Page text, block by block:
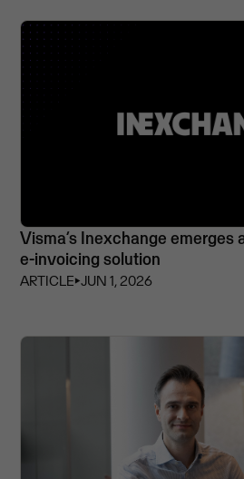
Visma’s Inexchange emerges
e-invoicing solution
ARTICLE⏵JUN 1, 2026